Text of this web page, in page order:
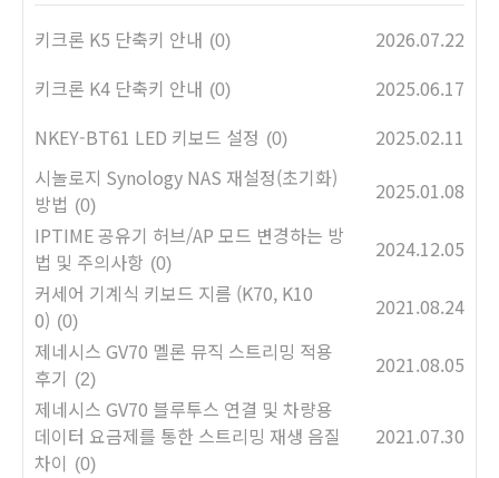
키크론 K5 단축키 안내 (0)
2026.07.22
키크론 K4 단축키 안내 (0)
2025.06.17
NKEY-BT61 LED 키보드 설정 (0)
2025.02.11
시놀로지 Synology NAS 재설정(초기화)
방법 (0)
2025.01.08
IPTIME 공유기 허브/AP 모드 변경하는 방
법 및 주의사항 (0)
2024.12.05
커세어 기계식 키보드 지름 (K70, K10
0) (0)
2021.08.24
제네시스 GV70 멜론 뮤직 스트리밍 적용
후기 (2)
2021.08.05
제네시스 GV70 블루투스 연결 및 차량용
데이터 요금제를 통한 스트리밍 재생 음질
차이 (0)
2021.07.30